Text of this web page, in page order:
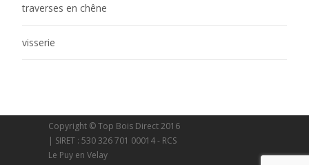
traverses en chêne
visserie
Copyright © Top Bois Direct 2016
| SIRET : 530 326 701 00014 - RCS
Le Puy en Velay